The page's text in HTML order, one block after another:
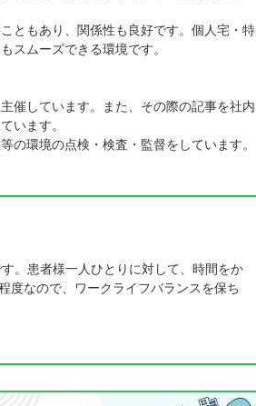
ともあり、関係性も良好です。個人宅・特
スムーズできる環境です。
催しています。また、その際の記事を社内
います。
の環境の点検・検査・監督をしています。
。患者様一人ひとりに対して、時間をか
度なので、ワークライフバランスを保ち